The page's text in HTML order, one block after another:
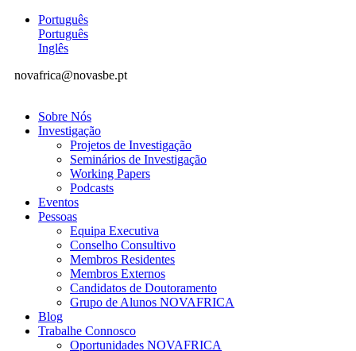
Português
Português
Inglês
novafrica@novasbe.pt
Sobre Nós
Investigação
Projetos de Investigação
Seminários de Investigação
Working Papers
Podcasts
Eventos
Pessoas
Equipa Executiva
Conselho Consultivo
Membros Residentes
Membros Externos
Candidatos de Doutoramento
Grupo de Alunos NOVAFRICA
Blog
Trabalhe Connosco
Oportunidades NOVAFRICA